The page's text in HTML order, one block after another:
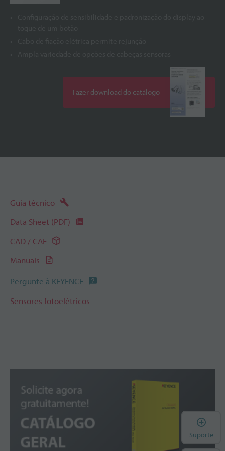
Fazer download do catálogo
Guia técnico
Data Sheet (PDF)
CAD / CAE
Manuais
Pergunte à KEYENCE
Sensores fotoelétricos
Suporte